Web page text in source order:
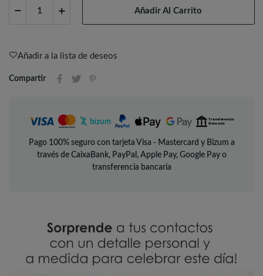
Añadir Al Carrito
Añadir a la lista de deseos
Compartir
Pago 100% seguro con tarjeta Visa - Mastercard y Bizum a
través de CaixaBank, PayPal, Apple Pay, Google Pay o
transferencia bancaria